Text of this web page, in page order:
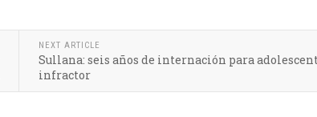
NEXT ARTICLE
Sullana: seis años de internación para
infractor